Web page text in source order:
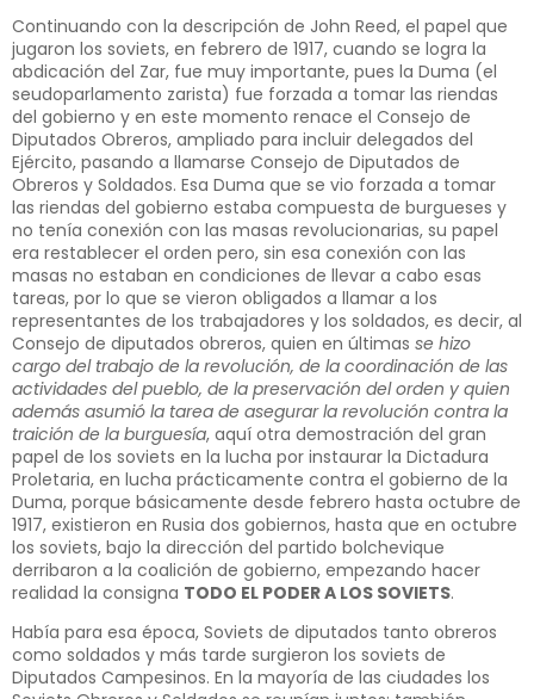
Continuando con la descripción de John Reed, el papel que
jugaron los soviets, en febrero de 1917, cuando se logra la
abdicación del Zar, fue muy importante, pues la Duma (el
seudoparlamento zarista) fue forzada a tomar las riendas
del gobierno y en este momento renace el Consejo de
Diputados Obreros, ampliado para incluir delegados del
Ejército, pasando a llamarse Consejo de Diputados de
Obreros y Soldados. Esa Duma que se vio forzada a tomar
las riendas del gobierno estaba compuesta de burgueses y
no tenía conexión con las masas revolucionarias, su papel
era restablecer el orden pero, sin esa conexión con las
masas no estaban en condiciones de llevar a cabo esas
tareas, por lo que se vieron obligados a llamar a los
representantes de los trabajadores y los soldados, es decir, al
Consejo de diputados obreros, quien en últimas se hizo
cargo del trabajo de la revolución, de la coordinación de las
actividades del pueblo, de la preservación del orden y quien
además asumió la tarea de asegurar la revolución contra la
traición de la burguesía, aquí otra demostración del gran
papel de los soviets en la lucha por instaurar la Dictadura
Proletaria, en lucha prácticamente contra el gobierno de la
Duma, porque básicamente desde febrero hasta octubre de
1917, existieron en Rusia dos gobiernos, hasta que en octubre
los soviets, bajo la dirección del partido bolchevique
derribaron a la coalición de gobierno, empezando hacer
realidad la consigna TODO EL PODER A LOS SOVIETS.
Había para esa época, Soviets de diputados tanto obreros
como soldados y más tarde surgieron los soviets de
Diputados Campesinos. En la mayoría de las ciudades los